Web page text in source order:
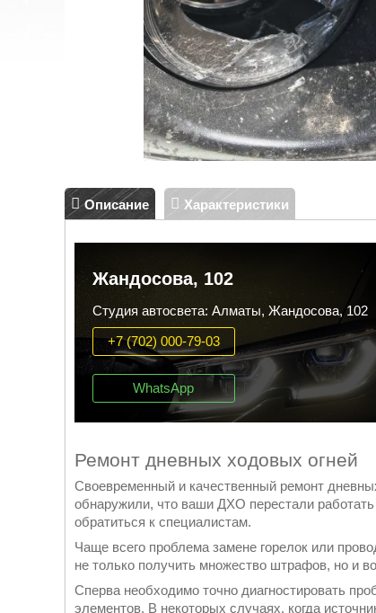
Описание Характеристики
Жандосова, 102
Студия автосвета: Алматы, Жандосова, 102
+7 (702) 000-79-03
WhatsApp
Ремонт дневных ходовых огней
Своевременный и качественный ремонт
обнаружили, что ваши ДХО перестали
обратиться к специалистам.
Чаще всего проблема замене горелок или
не только получить множество штрафов, но и
Сперва необходимо точно диагностировать
элементов. В некоторых случаях, когда